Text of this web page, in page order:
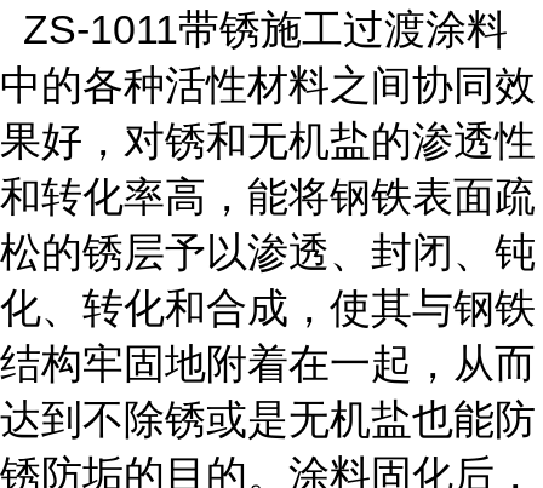
ZS-1011带锈施工过渡涂料
中的各种活性材料之间协同效
果好，对锈和无机盐的渗透性
和转化率高，能将钢铁表面疏
松的锈层予以渗透、封闭、钝
化、转化和合成，使其与钢铁
结构牢固地附着在一起，从而
达到不除锈或是无机盐也能防
锈防垢的目的。涂料固化后，